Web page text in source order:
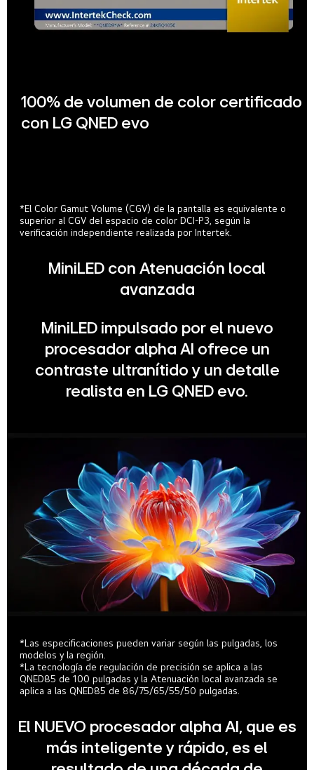
100% de volumen de color certificado
con LG QNED evo
*El Color Gamut Volume (CGV) de la pantalla es equivalente o
superior al CGV del espacio de color DCI-P3, según la
verificación independiente realizada por Intertek.
MiniLED con Atenuación local
avanzada
MiniLED impulsado por el nuevo
procesador alpha AI ofrece un
contraste ultranítido y un detalle
realista en LG QNED evo.
*Las especificaciones pueden variar según las pulgadas, los
modelos y la región.
*La tecnología de regulación de precisión se aplica a las
QNED85 de 100 pulgadas y la Atenuación local avanzada se
aplica a las QNED85 de 86/75/65/55/50 pulgadas.
El NUEVO procesador alpha AI, que es
más inteligente y rápido, es el